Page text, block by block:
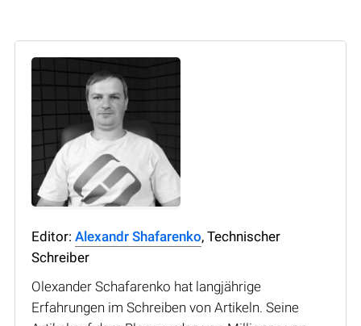
Editor: Alexandr Shafarenko, Technischer
Schreiber
Olexander Schafarenko hat langjährige
Erfahrungen im Schreiben von Artikeln. Seine